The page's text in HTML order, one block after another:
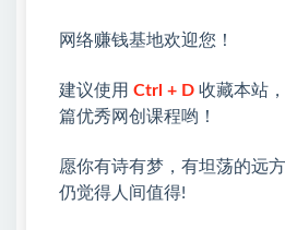
💖课程资料【免费】领取
②：选择【在浏览器打开】
③：点击右上方【登
限时活动：注册新用户赠送VIP
网络赚钱基地欢迎您！
建议使用 Ctrl + D 收藏本站
篇优秀网创课程哟！
愿你有诗有梦，有坦荡的远
仍觉得人间值得!